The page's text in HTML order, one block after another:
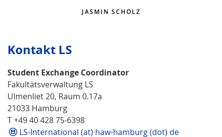
JASMIN SCHOLZ
Kontakt LS
Student Exchange Coordinator
Fakultätsverwaltung LS
Ulmenliet 20, Raum 0.17a
21033 Hamburg
T +49 40 428 75-6398
LS-International (at) haw-hamburg (dot) de